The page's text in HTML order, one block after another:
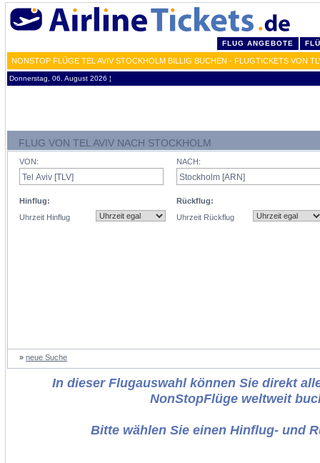
FLUG ANGEBOTE
NONSTOP FLÜGE TEL AVIV STOCKHOLM BILLIG BUCHEN - FLUGTICKETS VON
Donnerstag, 06. August 2026 ¦
FLUG VON TEL AVIV NACH STOCKHOLM
VON:
Hinflug:
Uhrzeit Hinflug
NACH:
Rückflug:
Uhrzeit Rückflug
» neue Suche
In dieser Flugauswahl können Sie direkt
NonStopFlüge weltweit
Bitte wählen Sie einen Hinflug- und